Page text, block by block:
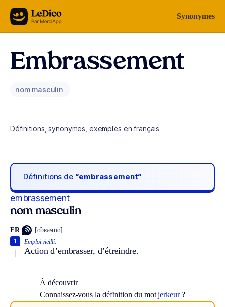
Aller au contenu Synonymes
Embrassement
nom masculin
Définitions, synonymes, exemples en français
Définitions de “embrassement“
embrassement
nom masculin
FR [ɑ̃bʀasmɑ̃]
Emploi vieilli.
Action d’embrasser, d’étreindre.
1
À découvrir
Connaissez-vous la définition du motjerkeur?